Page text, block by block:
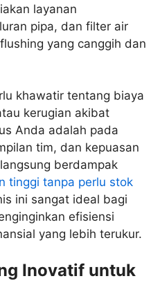
layanan
pipa, dan filter air
yang canggih dan
khawatir tentang biaya
kerugian akibat
Anda adalah pada
tim, dan kepuasan
berdampak
tinggi tanpa perlu stok
ini sangat ideal bagi
efisiensi
yang lebih terukur.
Inovatif untuk